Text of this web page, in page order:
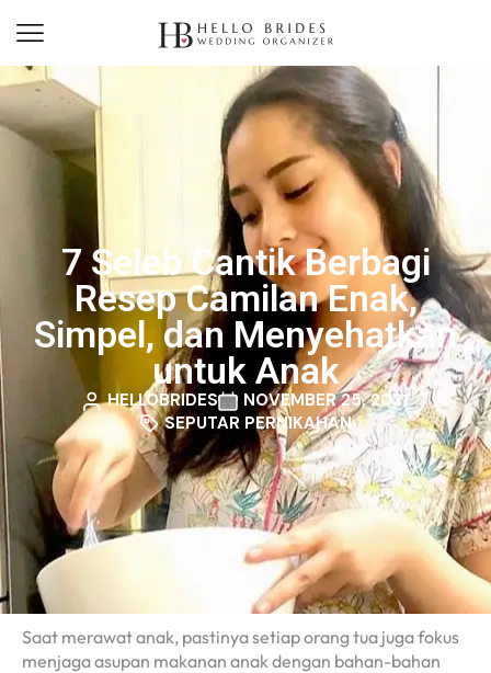
7 Seleb Cantik Berbagi
Resep Camilan Enak,
Simpel, dan Menyehatkan
untuk Anak
HELLOBRIDES
NOVEMBER 25, 2021
SEPUTAR PERNIKAHAN
Saat merawat anak, pastinya setiap orang tua juga fokus
menjaga asupan makanan anak dengan bahan-bahan